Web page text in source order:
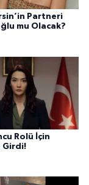
Partneri
mu Olacak?
Rolü İçin
Girdi!